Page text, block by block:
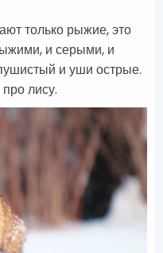
только рыжие, это
и серыми, и
и уши острые.
лису.